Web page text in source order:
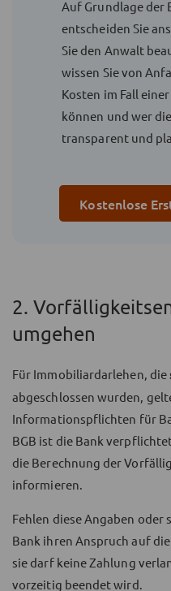
Auf Grundlage der
entscheiden Sie
Sie den Anwalt
wissen Sie von
Kosten im Fall
können und wer
transparent und
Kostenlose
2.
umgehen
Für Immobiliardarlehen, die
abgeschlossen wurden,
Informationspflichten für
BGB ist die Bank
die Berechnung der
informieren.
Fehlen diese Angaben
Bank ihren Anspruch auf
sie darf keine Zahlung
vorzeitig beendet wird.